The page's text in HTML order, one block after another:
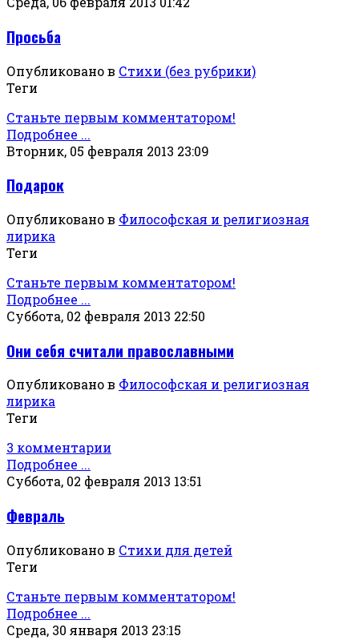
Просьба
Опубликовано в Стихи (без рубрики)
Теги
Станьте первым комментатором!
Подробнее ...
Вторник, 05 февраля 2013 23:09
Подарок
Опубликовано в Философская и религиозная
лирика
Теги
Станьте первым комментатором!
Подробнее ...
Суббота, 02 февраля 2013 22:50
Они себя считали православными
Опубликовано в Философская и религиозная
лирика
Теги
3 комментарии
Подробнее ...
Суббота, 02 февраля 2013 13:51
Февраль
Опубликовано в Стихи для детей
Теги
Станьте первым комментатором!
Подробнее ...
Среда, 30 января 2013 23:15